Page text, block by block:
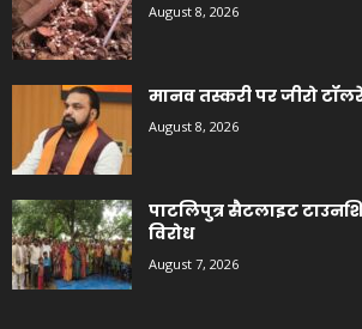
August 8, 2026
मानव तस्करी पर जीरो
August 8, 2026
पाटलिपुत्र सैटलाइट
विरोध
August 7, 2026